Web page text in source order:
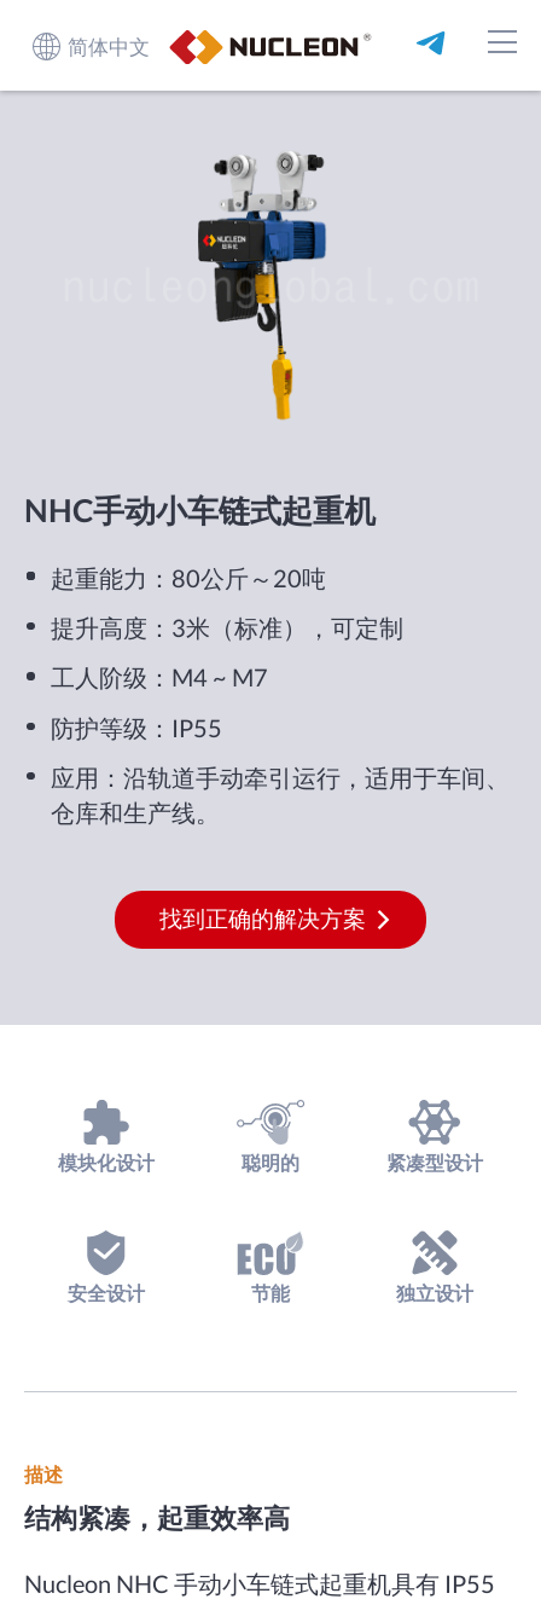
简体中文
NHC手动小车链式起重机
起重能力：80公斤～20吨
提升高度：3米（标准），可定制
工人阶级：M4 ~ M7
防护等级：IP55
应用：沿轨道手动牵引运行，适用于车间、
仓库和生产线。
找到正确的解决方案
模块化设计 聪明的 紧凑型设计
安全设计 节能 独立设计
描述
结构紧凑，起重效率高
Nucleon NHC 手动小车链式起重机具有 IP55